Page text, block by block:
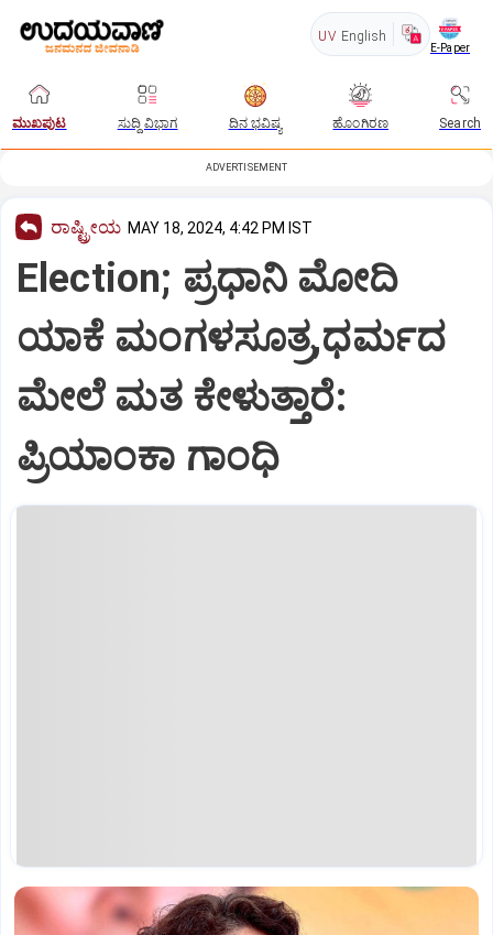
UV English
E-Paper
ಮುಖಪುಟ ಸುದ್ದಿ ವಿಭಾಗ ದಿನ ಭವಿಷ್ಯ ಹೊಂಗಿರಣ Search
ADVERTISEMENT
ರಾಷ್ಟ್ರೀಯ MAY 18, 2024, 4:42 PM IST
Election; ಪ್ರಧಾನಿ ಮೋದಿ
ಯಾಕೆ ಮಂಗಳಸೂತ್ರ,ಧರ್ಮದ
ಮೇಲೆ ಮತ ಕೇಳುತ್ತಾರೆ:
ಪ್ರಿಯಾಂಕಾ ಗಾಂಧಿ